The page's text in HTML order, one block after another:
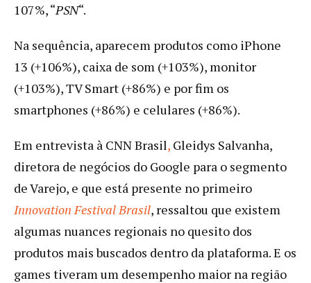
107%, “PSN“.
Na sequência, aparecem produtos como iPhone
13 (+106%), caixa de som (+103%), monitor
(+103%), TV Smart (+86%) e por fim os
smartphones (+86%) e celulares (+86%).
Em entrevista à CNN Brasil, Gleidys Salvanha,
diretora de negócios do Google para o segmento
de Varejo, e que está presente no primeiro
Innovation Festival Brasil, ressaltou que existem
algumas nuances regionais no quesito dos
produtos mais buscados dentro da plataforma. E os
games tiveram um desempenho maior na região